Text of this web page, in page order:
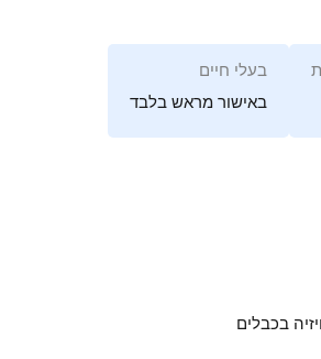
בעלי חיים
באישור מראש בלבד
בכבלים